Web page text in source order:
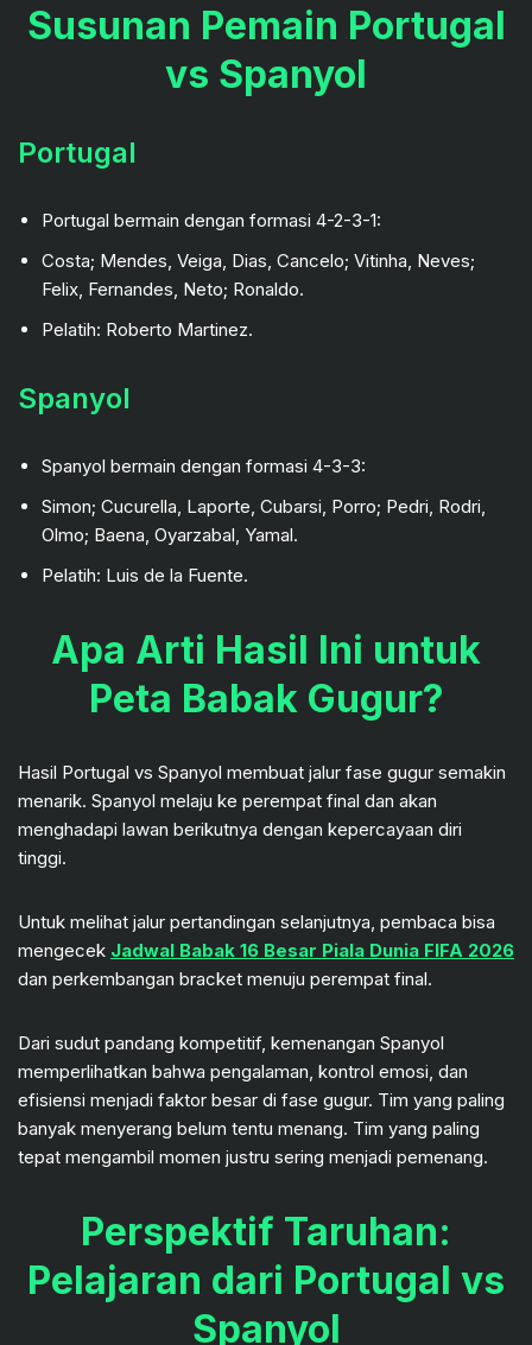
Susunan Pemain Portugal
vs Spanyol
Portugal
Portugal bermain dengan formasi 4-2-3-1:
Costa; Mendes, Veiga, Dias, Cancelo; Vitinha, Neves;
Felix, Fernandes, Neto; Ronaldo.
Pelatih: Roberto Martinez.
Spanyol
Spanyol bermain dengan formasi 4-3-3:
Simon; Cucurella, Laporte, Cubarsi, Porro; Pedri, Rodri,
Olmo; Baena, Oyarzabal, Yamal.
Pelatih: Luis de la Fuente.
Apa Arti Hasil Ini untuk
Peta Babak Gugur?
Hasil Portugal vs Spanyol membuat jalur fase gugur semakin
menarik. Spanyol melaju ke perempat final dan akan
menghadapi lawan berikutnya dengan kepercayaan diri
tinggi.
Untuk melihat jalur pertandingan selanjutnya, pembaca bisa
mengecek Jadwal Babak 16 Besar Piala Dunia FIFA 2026
dan perkembangan bracket menuju perempat final.
Dari sudut pandang kompetitif, kemenangan Spanyol
memperlihatkan bahwa pengalaman, kontrol emosi, dan
efisiensi menjadi faktor besar di fase gugur. Tim yang paling
banyak menyerang belum tentu menang. Tim yang paling
tepat mengambil momen justru sering menjadi pemenang.
Perspektif Taruhan:
Pelajaran dari Portugal vs
Spanyol